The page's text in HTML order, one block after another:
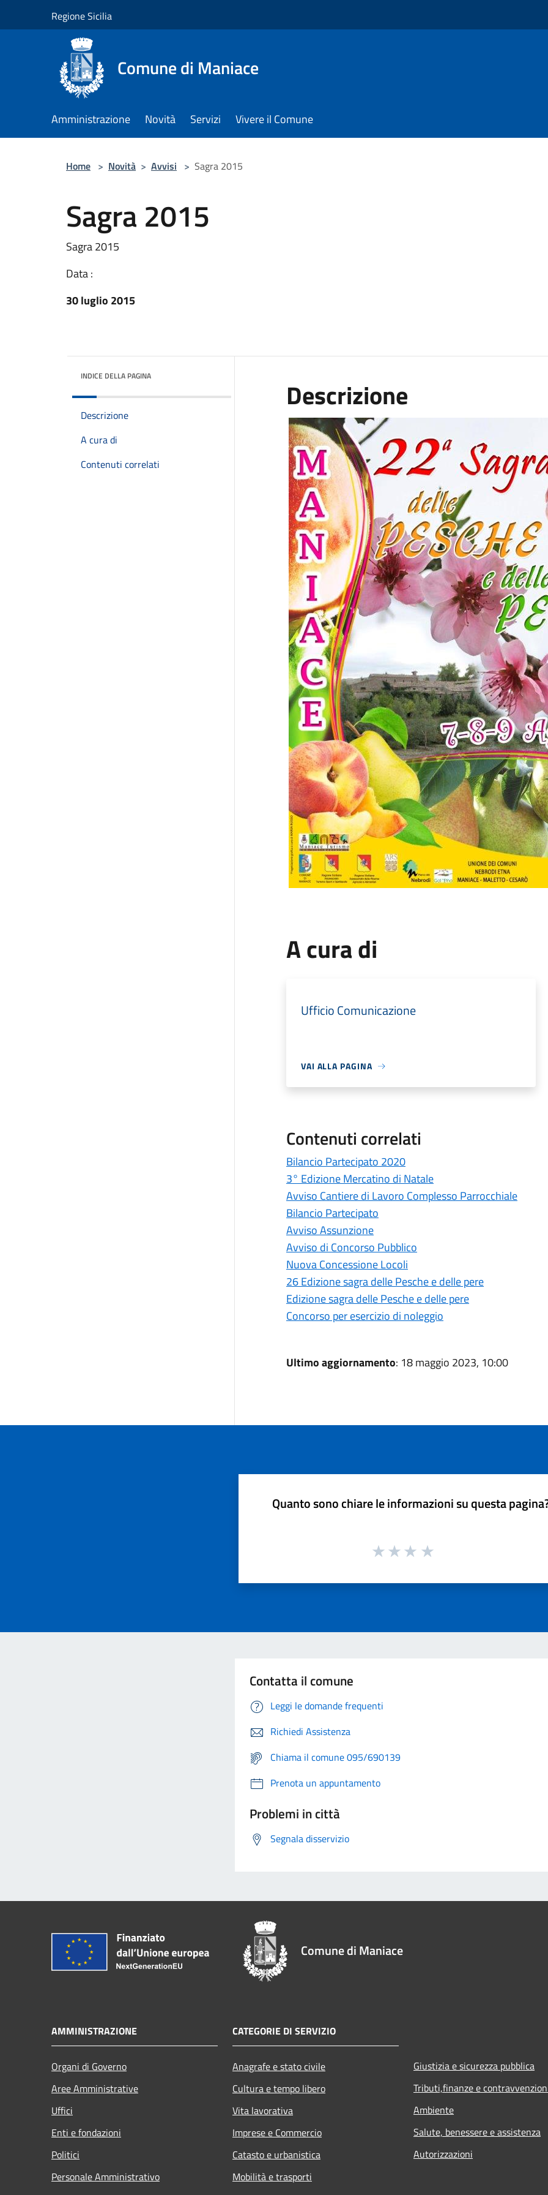
Regione Sicilia
Comune di Maniace
Amministrazione Novità Servizi Vivere il Comune
Home > Novità > Avvisi > Sagra 2015
Sagra 2015
Sagra 2015
Data :
30 luglio 2015
INDICE DELLA PAGINA
Descrizione
A cura di
Contenuti correlati
Descrizione
A cura di
Ufficio Comunicazione
VAI ALLA PAGINA
Contenuti correlati
Bilancio Partecipato 2020
3° Edizione Mercatino di Natale
Avviso Cantiere di Lavoro Complesso Parrocchiale
Bilancio Partecipato
Avviso Assunzione
Avviso di Concorso Pubblico
Nuova Concessione Locoli
26 Edizione sagra delle Pesche e delle pere
Edizione sagra delle Pesche e delle pere
Concorso per esercizio di noleggio
Ultimo aggiornamento: 18 maggio 2023, 10:00
Quanto sono chiare le informazioni su questa
Contatta il comune
Leggi le domande frequenti
Richiedi Assistenza
Chiama il comune 095/690139
Prenota un appuntamento
Problemi in città
Segnala disservizio
Comune di Maniace
AMMINISTRAZIONE
Organi di Governo
Aree Amministrative
Uffici
Enti e fondazioni
Politici
Personale Amministrativo
CATEGORIE DI SERVIZIO
Anagrafe e stato civile
Cultura e tempo libero
Vita lavorativa
Imprese e Commercio
Catasto e urbanistica
Mobilità e trasporti
Giustizia e sicurezza pubblica
Tributi,finanze e
Ambiente
Salute, benessere e assistenza
Autorizzazioni